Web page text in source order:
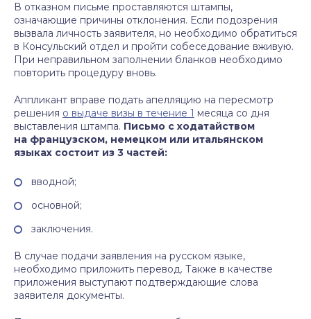
В отказном письме проставляются штампы,
означающие причины отклонения. Если подозрения
вызвала личность заявителя, но необходимо обратиться
в Консульский отдел и пройти собеседование вживую.
При неправильном заполнении бланков необходимо
повторить процедуру вновь.
Аппликант вправе подать апелляцию на пересмотр
решения о выдаче визы в течение 1 месяца со дня
выставления штампа. Письмо с ходатайством
на французском, немецком или итальянском
языках состоит из 3 частей:
вводной;
основной;
заключения.
В случае подачи заявления на русском языке,
необходимо приложить перевод. Также в качестве
приложения выступают подтверждающие слова
заявителя документы.